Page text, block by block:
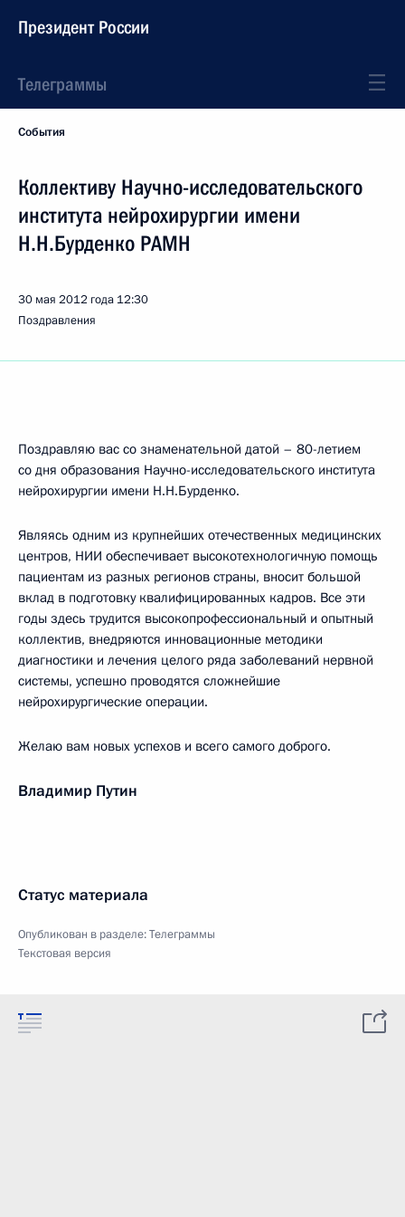
Президент России
Телеграммы
События
Коллективу Научно-исследовательского
института нейрохирургии имени
Н.Н.Бурденко РАМН
30 мая 2012 года 12:30
Поздравления
Поздравляю вас со знаменательной датой – 80-летием
со дня образования Научно-исследовательского института
нейрохирургии имени Н.Н.Бурденко.
Являясь одним из крупнейших отечественных медицинских
центров, НИИ обеспечивает высокотехнологичную помощь
пациентам из разных регионов страны, вносит большой
вклад в подготовку квалифицированных кадров. Все эти
годы здесь трудится высокопрофессиональный и опытный
коллектив, внедряются инновационные методики
диагностики и лечения целого ряда заболеваний нервной
системы, успешно проводятся сложнейшие
нейрохирургические операции.
Желаю вам новых успехов и всего самого доброго.
Владимир Путин
Статус материала
Опубликован в разделе:Телеграммы
Текстовая версия